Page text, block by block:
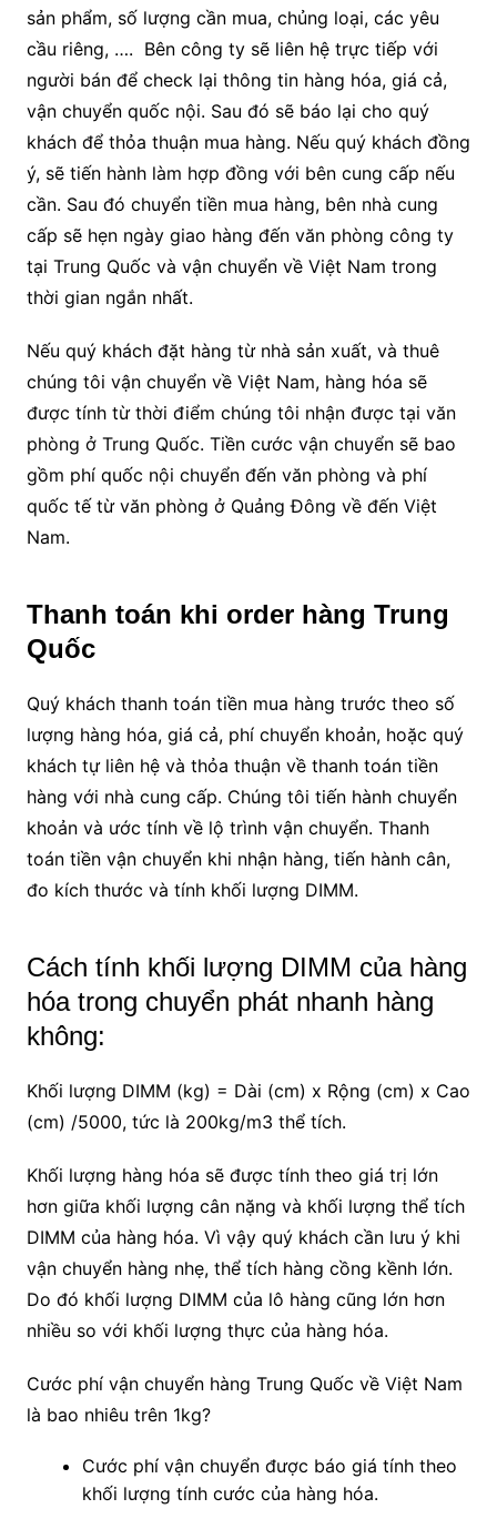
sản phẩm, số lượng cần mua, chủng loại, các yêu
cầu riêng, …. Bên công ty sẽ liên hệ trực tiếp với
người bán để check lại thông tin hàng hóa, giá cả,
vận chuyển quốc nội. Sau đó sẽ báo lại cho quý
khách để thỏa thuận mua hàng. Nếu quý khách đồng
ý, sẽ tiến hành làm hợp đồng với bên cung cấp nếu
cần. Sau đó chuyển tiền mua hàng, bên nhà cung
cấp sẽ hẹn ngày giao hàng đến văn phòng công ty
tại Trung Quốc và vận chuyển về Việt Nam trong
thời gian ngắn nhất.
Nếu quý khách đặt hàng từ nhà sản xuất, và thuê
chúng tôi vận chuyển về Việt Nam, hàng hóa sẽ
được tính từ thời điểm chúng tôi nhận được tại văn
phòng ở Trung Quốc. Tiền cước vận chuyển sẽ bao
gồm phí quốc nội chuyển đến văn phòng và phí
quốc tế từ văn phòng ở Quảng Đông về đến Việt
Nam.
Thanh toán khi order hàng Trung
Quốc
Quý khách thanh toán tiền mua hàng trước theo số
lượng hàng hóa, giá cả, phí chuyển khoản, hoặc quý
khách tự liên hệ và thỏa thuận về thanh toán tiền
hàng với nhà cung cấp. Chúng tôi tiến hành chuyển
khoản và ước tính về lộ trình vận chuyển. Thanh
toán tiền vận chuyển khi nhận hàng, tiến hành cân,
đo kích thước và tính khối lượng DIMM.
Cách tính khối lượng DIMM của hàng
hóa trong chuyển phát nhanh hàng
không:
Khối lượng DIMM (kg) = Dài (cm) x Rộng (cm) x Cao
(cm) /5000, tức là 200kg/m3 thể tích.
Khối lượng hàng hóa sẽ được tính theo giá trị lớn
hơn giữa khối lượng cân nặng và khối lượng thể tích
DIMM của hàng hóa. Vì vậy quý khách cần lưu ý khi
vận chuyển hàng nhẹ, thể tích hàng cồng kềnh lớn.
Do đó khối lượng DIMM của lô hàng cũng lớn hơn
nhiều so với khối lượng thực của hàng hóa.
Cước phí vận chuyển hàng Trung Quốc về Việt Nam
là bao nhiêu trên 1kg?
Cước phí vận chuyển được báo giá tính theo
khối lượng tính cước của hàng hóa.